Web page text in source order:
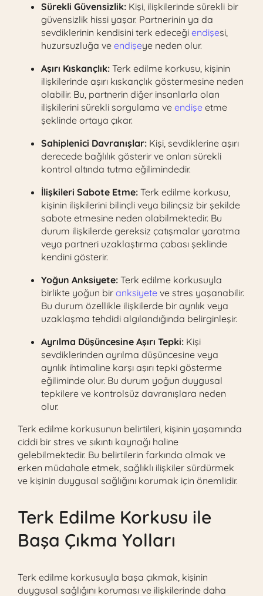
Sürekli Güvensizlik: Kişi, ilişkilerinde sürekli bir
güvensizlik hissi yaşar. Partnerinin ya da
sevdiklerinin kendisini terk edeceği endişesi,
huzursuzluğa ve endişeye neden olur.
Aşırı Kıskançlık: Terk edilme korkusu, kişinin
ilişkilerinde aşırı kıskançlık göstermesine neden
olabilir. Bu, partnerin diğer insanlarla olan
ilişkilerini sürekli sorgulama ve endişe etme
şeklinde ortaya çıkar.
Sahiplenici Davranışlar: Kişi, sevdiklerine aşırı
derecede bağlılık gösterir ve onları sürekli
kontrol altında tutma eğilimindedir.
İlişkileri Sabote Etme: Terk edilme korkusu,
kişinin ilişkilerini bilinçli veya bilinçsiz bir şekilde
sabote etmesine neden olabilmektedir. Bu
durum ilişkilerde gereksiz çatışmalar yaratma
veya partneri uzaklaştırma çabası şeklinde
kendini gösterir.
Yoğun Anksiyete: Terk edilme korkusuyla
birlikte yoğun bir anksiyete ve stres yaşanabilir.
Bu durum özellikle ilişkilerde bir ayrılık veya
uzaklaşma tehdidi algılandığında belirginleşir.
Ayrılma Düşüncesine Aşırı Tepki: Kişi
sevdiklerinden ayrılma düşüncesine veya
ayrılık ihtimaline karşı aşırı tepki gösterme
eğiliminde olur. Bu durum yoğun duygusal
tepkilere ve kontrolsüz davranışlara neden
olur.
Terk edilme korkusunun belirtileri, kişinin yaşamında
ciddi bir stres ve sıkıntı kaynağı haline
gelebilmektedir. Bu belirtilerin farkında olmak ve
erken müdahale etmek, sağlıklı ilişkiler sürdürmek
ve kişinin duygusal sağlığını korumak için önemlidir.
Terk Edilme Korkusu ile
Başa Çıkma Yolları
Terk edilme korkusuyla başa çıkmak, kişinin
duygusal sağlığını koruması ve ilişkilerinde daha